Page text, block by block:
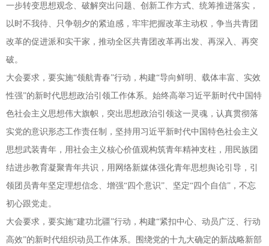
一步转变思想观念、破解突出问题、创新工作方式、统筹推进落实，
以时不我待、只争朝夕的紧迫感，牢牢把握改革主动权，争当共青团
改革的促进派和实干家，推动全区共青团改革再出发、再深入、再突
破。
大会要求，要实施“领航青春”行动，构建“导向鲜明、载体丰富、实效
性强”的新时代思想政治引领工作体系。始终高举习近平新时代中国特
色社会主义思想伟大旗帜，突出思想政治引领这一灵魂，认真贯彻落
实党的意识形态工作责任制，坚持用习近平新时代中国特色社会主义
思想武装青年，用社会主义核心价值观构筑青年精神支柱，用民族团
结进步教育凝聚青年共识，用网络新媒体强化青年思想舆论引导，引
领团员青年坚定理想信念、增强“四个意识”、坚定“四个自信”，不忘
初心跟党走。
大会要求，要实施“建功北疆”行动，构建“紧扣中心、动员广泛、行动
高效”的新时代组织动员工作体系。围绕党的十九大确定的新战略新部